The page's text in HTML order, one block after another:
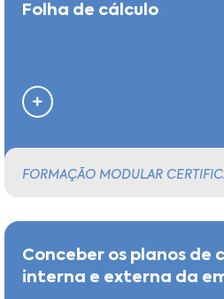
Folha de cálculo
FORMAÇÃO MODULAR
Conceber os planos de
interna e externa da